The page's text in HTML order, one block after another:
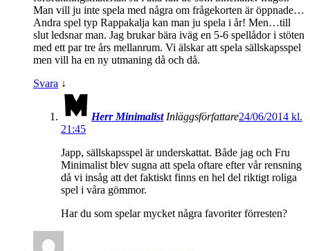
Man vill ju inte spela med några om frågekorten är öppnade…
Andra spel typ Rappakalja kan man ju spela i år! Men…till
slut ledsnar man. Jag brukar bära iväg en 5-6 spellådor i stöten
med ett par tre års mellanrum. Vi älskar att spela sällskapsspel
men vill ha en ny utmaning då och då.
Svara ↓
Herr Minimalist Inläggsförfattare24/06/2014 kl.
21:45
Japp, sällskapsspel är underskattat. Både jag och Fru
Minimalist blev sugna att spela oftare efter vår rensning
då vi insåg att det faktiskt finns en hel del riktigt roliga
spel i våra gömmor.
Har du som spelar mycket några favoriter förresten?